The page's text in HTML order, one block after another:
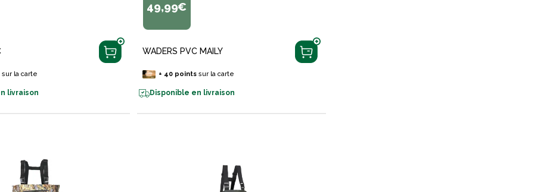
sur la carte
livraison
49,99€
WADERS PVC MAILY
+ 40pointssur la carte
Disponible en livraison